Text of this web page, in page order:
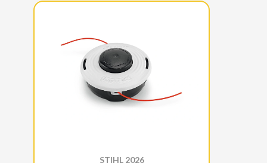
STIHL 2026